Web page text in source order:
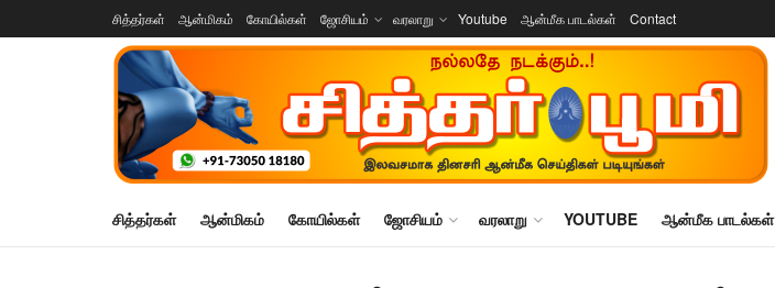
சித்தர்கள் ஆன்மிகம் கோயில்கள் ஜோசியம் வரலாறு Youtube ஆன்மீக பாடல்கள் Contact
சித்தர்கள் ஆன்மிகம் கோயில்கள் ஜோசியம் வரலாறு YOUTUBE ஆன்மீக பாடல்கள்